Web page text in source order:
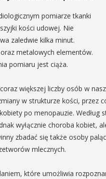
pomiarze tkanki
kości udowej. Nie
zaledwie kilka minut.
metalowych elementów.
pomiaru jest ciąża.
większej liczby osób w
w strukturze kości, przez
po menopauzie.
wyłącznie choroba kobiet,
zbadać się także osoby
mlecznych.
które umożliwia
rocznika
–
–
ojczyny”
maja o godz. 17 w Miejskiej
w Myślenicach
promocja XXVII tomu
Regiony -
- małe ...